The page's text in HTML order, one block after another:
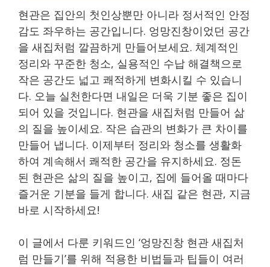
현관은 집안의 첫인상뿐만 아니라 정서적인 안정
감도 좌우하는 공간입니다. 엉망진창이었던 공간
을 새집처럼 깔끔하게 만들어보세요. 체계적인
정리와 꾸준한 청소, 실용적인 수납 해결책으로
작은 공간도 넓고 쾌적하게 변화시킬 수 있습니
다. 오늘 실천한다면 내일은 더욱 기분 좋은 집이
되어 있을 것입니다. 현관을 새집처럼 만들어 삶
의 질을 높이세요. 작은 습관의 변화가 큰 차이를
만들어 냅니다. 이제부터 정리와 청소를 생활화
하여 계속해서 쾌적한 공간을 유지하세요. 정돈
된 현관은 삶의 질을 높이고, 집에 들어올 때마다
즐거운 기분을 들게 합니다. 새집 같은 현관, 지금
바로 시작하세요!
이 글에서 다룬 키워드인 ‘엉망진창 현관 새집처
럼 만들기’를 위해 적용한 비법들과 팁들이 여러